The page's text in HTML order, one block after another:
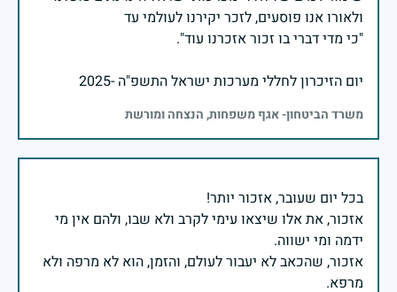
יום הזיכרון לחללי מערכות ישראל התשפ"ה -2025
משרד הביטחון- אגף משפחות, הנצחה ומורשת
אזכור, את אלו שיצאו עימי לקרב ולא שבו, ולהם אין מי
אזכור, שהכאב לא יעבור לעולם, והזמן, הוא לא מרפה ולא